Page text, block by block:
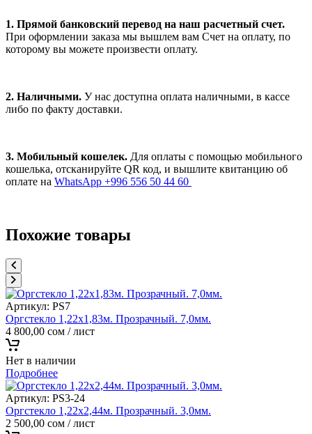
1. Прямой банковский перевод на наш расчетный счет.
При оформлении заказа мы вышлем вам Счет на оплату, по
которому вы можете произвести оплату.
2. Наличными. У нас доступна оплата наличными, в кассе
либо по факту доставки.
3. Мобильный кошелек. Для оплаты с помощью мобильного
кошелька, отсканируйте QR код, и вышлите квитанцию об
оплате на WhatsApp +996 556 50 44 60
Похожие товары
Артикул: PS7
Оргстекло 1,22х1,83м. Прозрачный. 7,0мм.
4 800,00 сом / лист
Нет в наличии
Подробнее
Артикул: PS3-24
Оргстекло 1,22х2,44м. Прозрачный. 3,0мм.
2 500,00 сом / лист